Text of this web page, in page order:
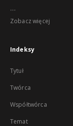
...
Zobacz więcej
Indeksy
Tytuł
Twórca
Współtwórca
Temat